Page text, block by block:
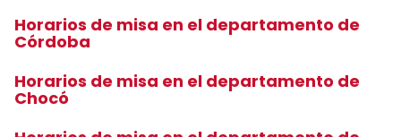
Horarios de misa en el departamento de
Córdoba
Horarios de misa en el departamento de
Chocó